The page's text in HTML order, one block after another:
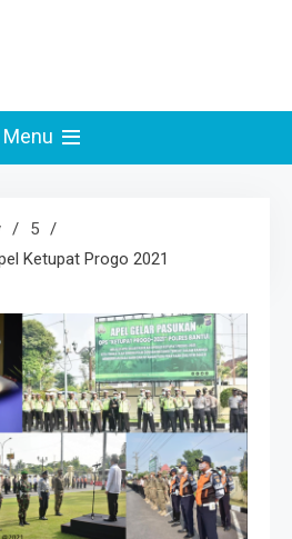
Menu
5
Ketupat Progo 2021